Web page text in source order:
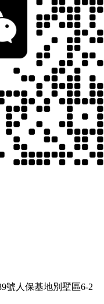
號人保基地別墅區6-2